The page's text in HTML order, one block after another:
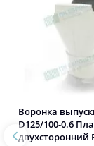
Воронка
D125/100-0.6
двухсторонний